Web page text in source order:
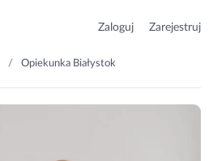
Zaloguj Zarejestruj
Opiekunka Białystok